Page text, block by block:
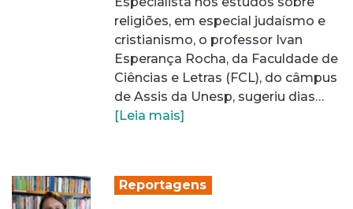
religiões, em especial judaísmo e
cristianismo, o professor Ivan
Esperança Rocha, da Faculdade de
Ciências e Letras (FCL), do câmpus
de Assis da Unesp, sugeriu dias…
[Leia mais]
Reportagens